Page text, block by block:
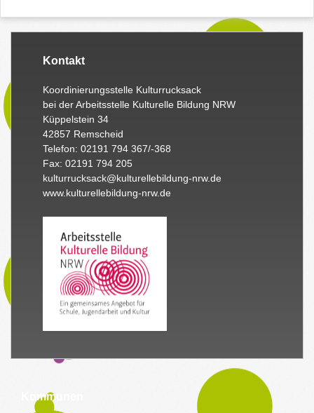
Kontakt
Koordinierungsstelle Kulturrucksack
bei der Arbeitsstelle Kulturelle Bildung NRW
Küppelstein 34
42857 Remscheid
Telefon: 02191 794 367/-368
Fax: 02191 794 205
kulturrucksack@kulturellebildung-nrw.de
www.kulturellebildung-nrw.de
Kommunen